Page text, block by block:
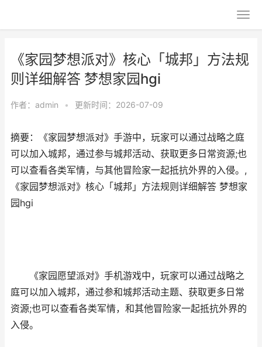
《家园梦想派对》核心「城邦」方法规
则详细解答 梦想家园hgi
作者： admin • 更新时间：2026-07-09
摘要：《家园梦想派对》手游中，玩家可以通过战略之庭
可以加入城邦，通过参与城邦活动、获取更多日常资源;也
可以查看各类军情，与其他冒险家一起抵抗外界的入侵。,
《家园梦想派对》核心「城邦」方法规则详细解答 梦想家
园hgi
《家园愿望派对》手机游戏中，玩家可以通过战略之
庭可以加入城邦，通过参和城邦活动主题、获取更多日常
资源;也可以查看各类军情，和其他冒险家一起抵抗外界的
入侵。